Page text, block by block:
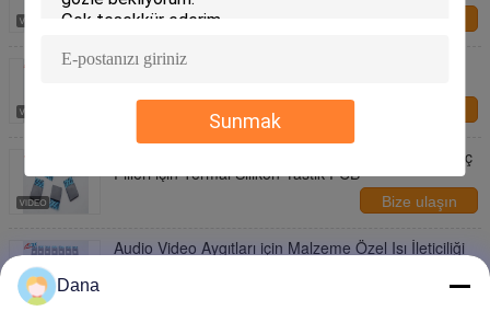
Sunmak
2.5mmT Kalınlığı 8W/mk AI Termal Arayüz
Termal Arayüz Malzemesi Yastıkları Yeni Enerji Araç
Pilleri için Termal Silikon Yastık PCB
Bize ulaşın
Audio Video Aygıtları için Malzeme Özel Isı İleticiliği
Bize ulaşın
Dana